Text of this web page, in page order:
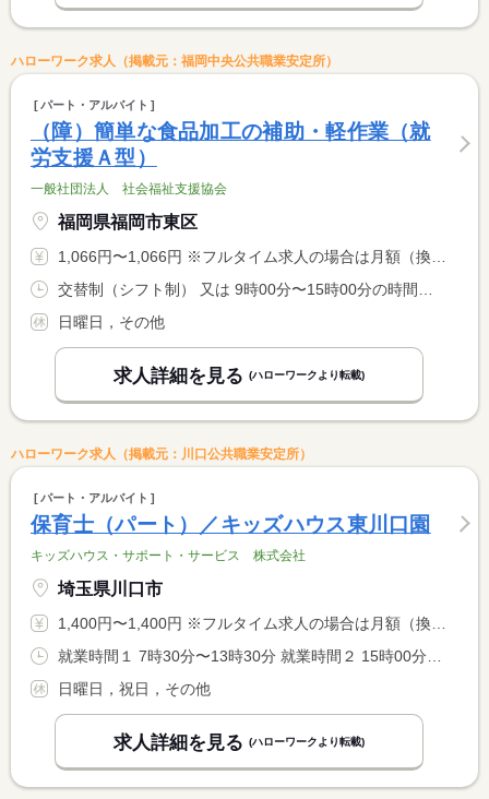
ハローワーク求人（掲載元：福岡中央公共職業安定所）
パート・アルバイト
（障）簡単な食品加工の補助・軽作業（就
労支援Ａ型）
一般社団法人 社会福祉支援協会
福岡県福岡市東区
1,066円〜1,066円 ※フルタイム求人の場合は月額（換算額）、パート求人の場合は時間額を表示しています。
日曜日，その他
求人詳細を見る (ハローワークより転載)
ハローワーク求人（掲載元：川口公共職業安定所）
パート・アルバイト
保育士（パート）／キッズハウス東川口園
キッズハウス・サポート・サービス 株式会社
埼玉県川口市
1,400円〜1,400円 ※フルタイム求人の場合は月額（換算額）、パート求人の場合は時間額を表示しています。
日曜日，祝日，その他
求人詳細を見る (ハローワークより転載)